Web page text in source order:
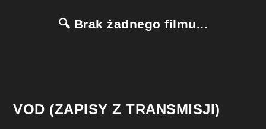
🔍 Brak żadnego filmu...
VOD (ZAPISY Z TRANSMISJI)